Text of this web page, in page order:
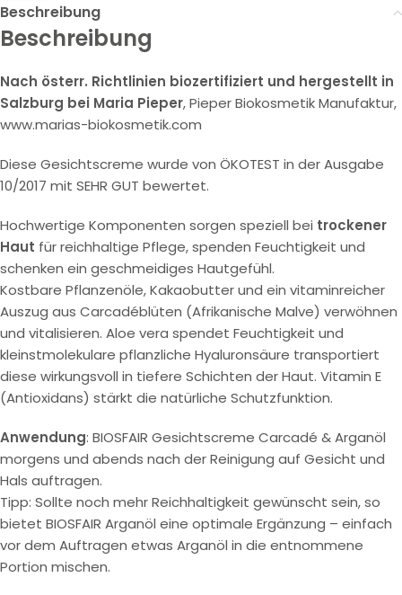
Beschreibung
Beschreibung
Nach österr. Richtlinien biozertifiziert und hergestellt in
Salzburg bei Maria Pieper, Pieper Biokosmetik Manufaktur,
www.marias-biokosmetik.com
Diese Gesichtscreme wurde von ÖKOTEST in der Ausgabe
10/2017 mit SEHR GUT bewertet.
Hochwertige Komponenten sorgen speziell bei trockener
Haut für reichhaltige Pflege, spenden Feuchtigkeit und
schenken ein geschmeidiges Hautgefühl.
Kostbare Pflanzenöle, Kakaobutter und ein vitaminreicher
Auszug aus Carcadéblüten (Afrikanische Malve) verwöhnen
und vitalisieren. Aloe vera spendet Feuchtigkeit und
kleinstmolekulare pflanzliche Hyaluronsäure transportiert
diese wirkungsvoll in tiefere Schichten der Haut. Vitamin E
(Antioxidans) stärkt die natürliche Schutzfunktion.
Anwendung: BIOSFAIR Gesichtscreme Carcadé & Arganöl
morgens und abends nach der Reinigung auf Gesicht und
Hals auftragen.
Tipp: Sollte noch mehr Reichhaltigkeit gewünscht sein, so
bietet BIOSFAIR Arganöl eine optimale Ergänzung – einfach
vor dem Auftragen etwas Arganöl in die entnommene
Portion mischen.